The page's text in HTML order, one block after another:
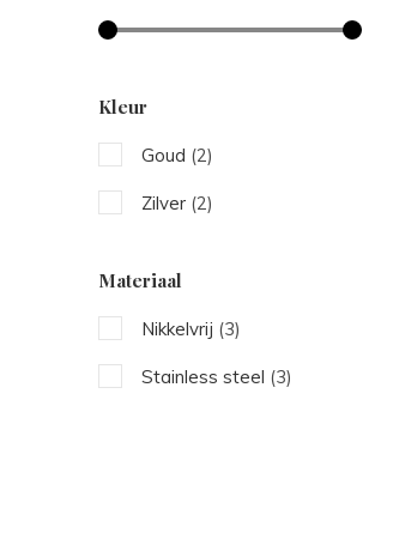
Kleur
Goud (2)
Zilver (2)
Materiaal
Nikkelvrij (3)
Stainless steel (3)